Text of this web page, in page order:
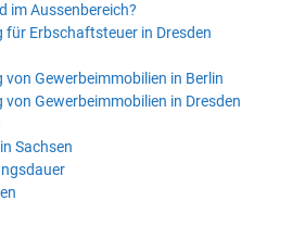
im Aussenbereich?
Erbschaftsteuer in Dresden
Gewerbeimmobilien in Berlin
Gewerbeimmobilien in Dresden
Sachsen